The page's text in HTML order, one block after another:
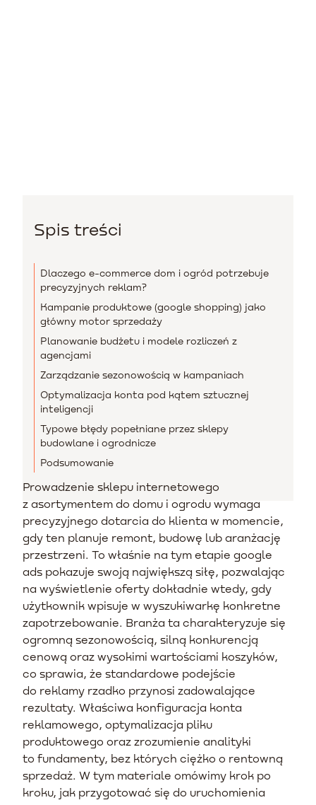
Spis treści
Dlaczego e-commerce dom i ogród potrzebuje
precyzyjnych reklam?
Kampanie produktowe (google shopping) jako
główny motor sprzedaży
Planowanie budżetu i modele rozliczeń z
agencjami
Zarządzanie sezonowością w kampaniach
Optymalizacja konta pod kątem sztucznej
inteligencji
Typowe błędy popełniane przez sklepy
budowlane i ogrodnicze
Podsumowanie
Prowadzenie sklepu internetowego
z asortymentem do domu i ogrodu wymaga
precyzyjnego dotarcia do klienta w momencie,
gdy ten planuje remont, budowę lub aranżację
przestrzeni. To właśnie na tym etapie google
ads pokazuje swoją największą siłę, pozwalając
na wyświetlenie oferty dokładnie wtedy, gdy
użytkownik wpisuje w wyszukiwarkę konkretne
zapotrzebowanie. Branża ta charakteryzuje się
ogromną sezonowością, silną konkurencją
cenową oraz wysokimi wartościami koszyków,
co sprawia, że standardowe podejście
do reklamy rzadko przynosi zadowalające
rezultaty. Właściwa konfiguracja konta
reklamowego, optymalizacja pliku
produktowego oraz zrozumienie analityki
to fundamenty, bez których ciężko o rentowną
sprzedaż. W tym materiale omówimy krok po
kroku, jak przygotować się do uruchomienia